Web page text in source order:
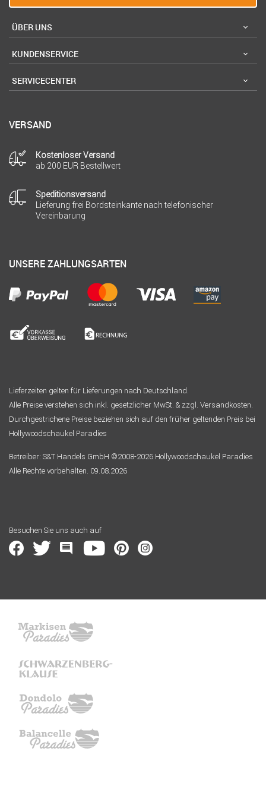
ÜBER UNS
KUNDENSERVICE
SERVICECENTER
VERSAND
Kostenloser Versand
ab 200 EUR Bestellwert
Speditionsversand
Lieferung frei Bordsteinkante nach telefonischer
Vereinbarung
UNSERE ZAHLUNGSARTEN
Lieferzeiten gelten für Lieferungen nach Deutschland.
Alle Preise verstehen sich inkl. gesetzlicher MwSt. & zzgl. Versandkosten.
Durchgestrichene Preise beziehen sich auf den früher geltenden Preis bei
Hollywoodschaukel Paradies
Betreiber: S&T Handels GmbH ©2008-2026 Hollywoodschaukel Paradies
Alle Rechte vorbehalten. 09.08.2026
Besuchen Sie uns auch auf